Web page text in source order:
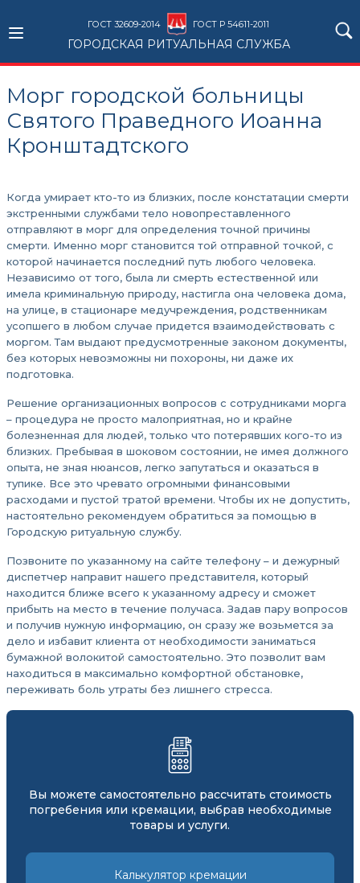
ГОСТ 32609-2014 ГОСТ Р 54611-2011
ГОРОДСКАЯ РИТУАЛЬНАЯ СЛУЖБА
Морг городской больницы
Святого Праведного Иоанна
Кронштадтского
Когда умирает кто-то из близких, после констатации смерти
экстренными службами тело новопреставленного
отправляют в морг для определения точной причины
смерти. Именно морг становится той отправной точкой, с
которой начинается последний путь любого человека.
Независимо от того, была ли смерть естественной или
имела криминальную природу, настигла она человека дома,
на улице, в стационаре медучреждения, родственникам
усопшего в любом случае придется взаимодействовать с
моргом. Там выдают предусмотренные законом документы,
без которых невозможны ни похороны, ни даже их
подготовка.
Решение организационных вопросов с сотрудниками морга
– процедура не просто малоприятная, но и крайне
болезненная для людей, только что потерявших кого-то из
близких. Пребывая в шоковом состоянии, не имея должного
опыта, не зная нюансов, легко запутаться и оказаться в
тупике. Все это чревато огромными финансовыми
расходами и пустой тратой времени. Чтобы их не допустить,
настоятельно рекомендуем обратиться за помощью в
Городскую ритуальную службу.
Позвоните по указанному на сайте телефону – и дежурный
диспетчер направит нашего представителя, который
находится ближе всего к указанному адресу и сможет
прибыть на место в течение получаса. Задав пару вопросов
и получив нужную информацию, он сразу же возьмется за
дело и избавит клиента от необходимости заниматься
бумажной волокитой самостоятельно. Это позволит вам
находиться в максимально комфортной обстановке,
переживать боль утраты без лишнего стресса.
Вы можете самостоятельно рассчитать стоимость
погребения или кремации, выбрав необходимые
товары и услуги.
Калькулятор кремации